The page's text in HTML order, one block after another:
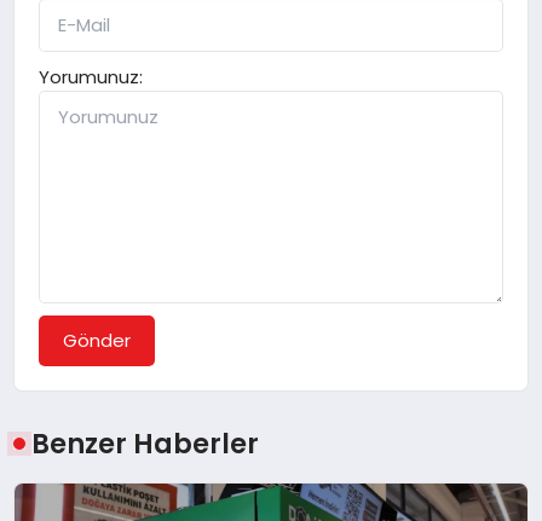
Yorumunuz:
Gönder
Benzer Haberler